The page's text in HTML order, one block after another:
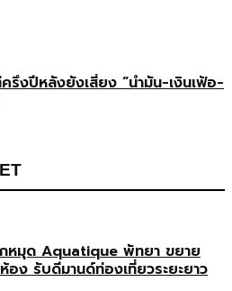
นวคิดการ “ซื้อเวลา” ให้คุณแม่สามารถ
ย่างมีคุณภาพมากขึ้น Ready-to-Use
รึ่งปีหลังยังเสี่ยง “น้ำมัน-เงินเฟ้อ-
หมุด Aquatique พัทยา ขยาย
ง รับดีมานด์ท่องเที่ยวระยะยาว